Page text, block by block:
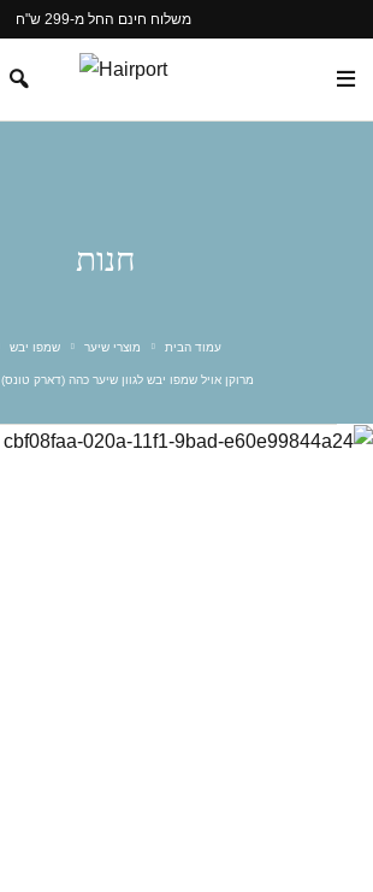
משלוח חינם החל מ-299 ש"ח
חנות
עמוד הבית מוצרי שיער שמפו יבש
מרוקן אויל שמפו יבש לגוון שיער כהה (דארק טונס) 217 מ"ל